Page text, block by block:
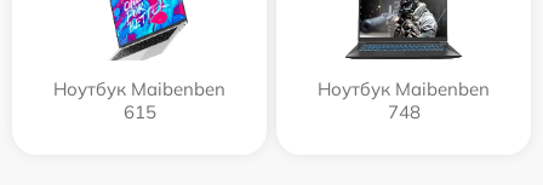
Ноутбук Maibenben
615
Ноутбук Maibenben
748